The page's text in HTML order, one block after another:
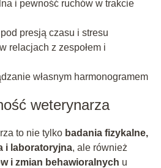
i pewność ruchów w trakcie
presją czasu i stresu
relacjach z zespołem i
własnym harmonogramem
weterynarza
to nie tylko badania fizykalne,
i laboratoryjna, ale również
i zmian behawioralnych u